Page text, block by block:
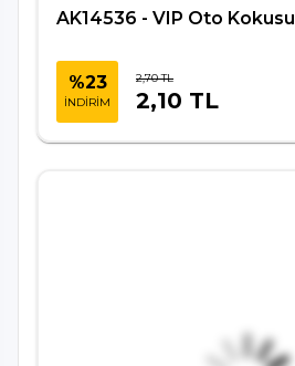
AK14536 - VIP Oto Kokusu
%23
İNDİRİM
2,70 TL
2,10 TL